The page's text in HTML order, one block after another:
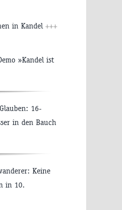
in Kandel +++
»Kandel ist
16-
in den Bauch
Keine
in 10.